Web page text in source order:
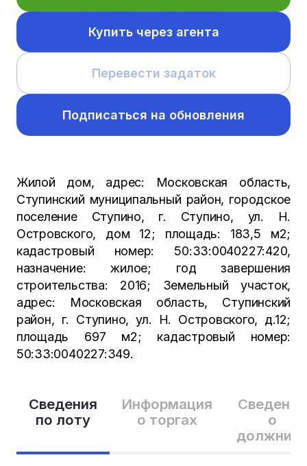
Сведения
по лоту
Информация
о торгах
Сведения
о
Купить через агента
Перевести задаток
Подписаться на обновления
Жилой дом, адрес: Московская область,
Ступинский муниципальный район, городское
поселение Ступино, г. Ступино, ул. Н.
Островского, дом 12; площадь: 183,5 м2;
кадастровый номер: 50:33:0040227:420,
назначение: жилое; год завершения
строительства: 2016; Земельный участок,
адрес: Московская область, Ступинский
район, г. Ступино, ул. Н. Островского, д.12;
площадь 697 м2; кадастровый номер:
50:33:0040227:349.